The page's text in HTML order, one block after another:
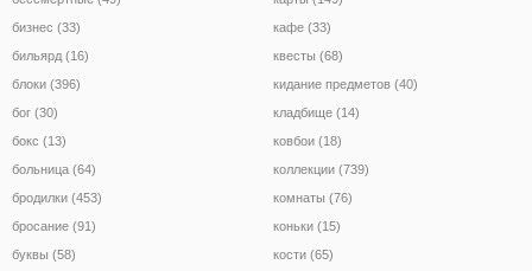
бизнес (33)
бильярд (16)
блоки (396)
бог (30)
бокс (13)
больница (64)
бродилки (453)
бросание (91)
буквы (58)
кафе (33)
квесты (68)
кидание предметов (40)
кладбище (14)
ковбои (18)
коллекции (739)
комнаты (76)
коньки (15)
кости (65)